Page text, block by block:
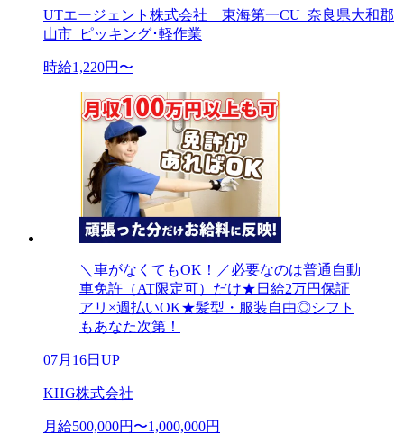
UTエージェント株式会社 東海第一CU_奈良県大和郡
山市_ピッキング･軽作業
時給1,220円〜
＼車がなくてもOK！／必要なのは普通自動
車免許（AT限定可）だけ★日給2万円保証
アリ×週払いOK★髪型・服装自由◎シフト
もあなた次第！
07月16日UP
KHG株式会社
月給500,000円〜1,000,000円